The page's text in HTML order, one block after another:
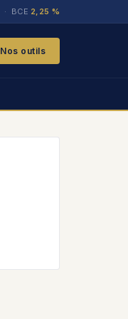
· BCE 2,25 %
Nos outils